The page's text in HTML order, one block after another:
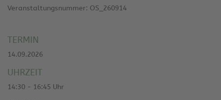
Veranstaltungsnummer: OS_260914
TERMIN
14.09.2026
UHRZEIT
14:30 - 16:45 Uhr